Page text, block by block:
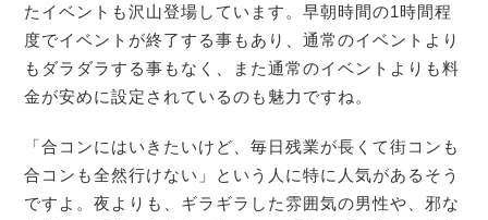
たイベントも沢山登場しています。早朝時間の1時間程
度でイベントが終了する事もあり、通常のイベントより
もダラダラする事もなく、また通常のイベントよりも料
金が安めに設定されているのも魅力ですね。
「合コンにはいきたいけど、毎日残業が長くて街コンも
合コンも全然行けない」という人に特に人気があるそう
ですよ。夜よりも、ギラギラした雰囲気の男性や、邪な